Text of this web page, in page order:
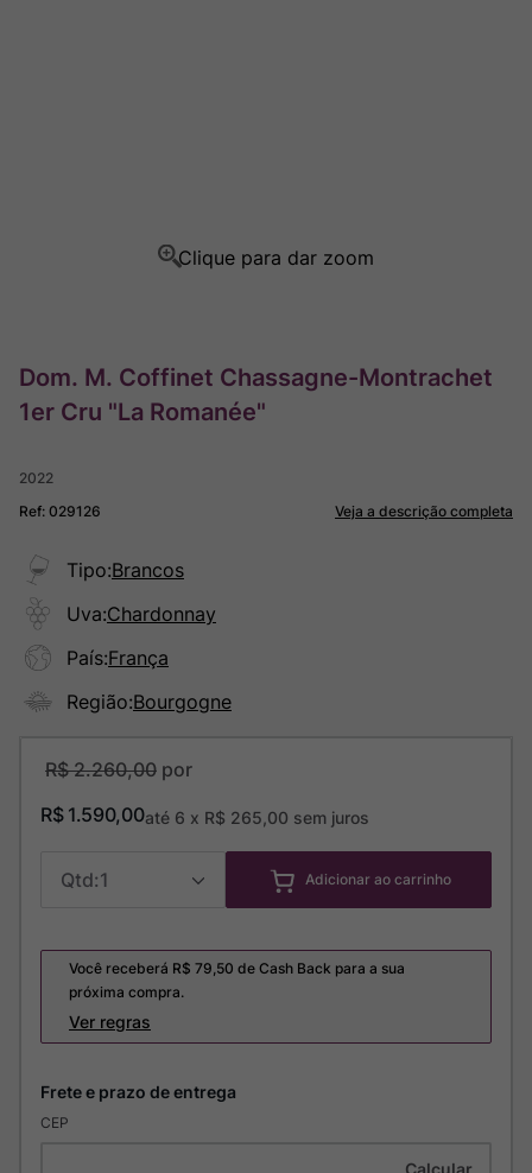
Dom. M. Coffinet Chassagne-Montrachet
1er Cru "La Romanée"
2022
Ref: 029126 Veja a descrição completa
Tipo:Brancos
Uva:Chardonnay
País:França
Região:Bourgogne
R$ 2.260,00
R$ 1.590,00até 6 x R$ 265,00 sem juros
1 Adicionar ao carrinho
Você receberá R$ 79,50 de Cash Back para a sua
próxima compra.
Ver regras
CEP